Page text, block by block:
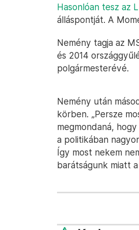
Hasonlóan tesz az
álláspontját. A
Nemény tagja az
és 2014
polgármesterévé.
Nemény után
körben. „Persze
megmondaná,
a politikában
Így most nekem
barátságunk miatt